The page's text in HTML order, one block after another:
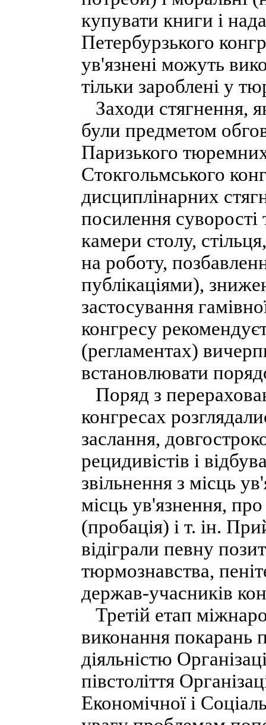
купувати книги і
Петербурзького
ув'язнені можуть
тільки зароблені у
Заходи стягнення,
були предметом
Паризького
Стокгольмського
дисциплінарних
посилення
камери столу,
на роботу,
публікаціями),
застосування
конгресу
(регламентах)
встановлювати
Поряд з
конгресах
заслання,
рецидивістів і
звільнення з місць
місць ув'язнення,
(пробація) і т. ін.
відіграли певну
тюрмознавства,
держав-учасників
Третій етап
виконання покарань
діяльністю
півстоліття
Економічної і